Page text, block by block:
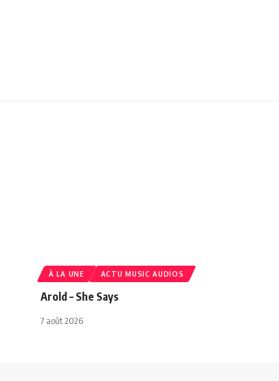
À LA UNE ACTU MUSIC AUDIOS
Arold – She Says
7 août 2026